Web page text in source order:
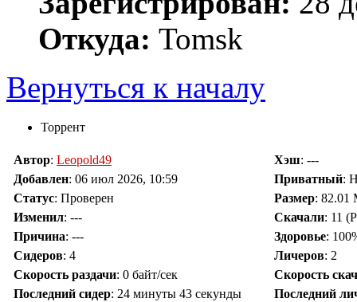
Откуда: Tomsk
Вернуться к началу
Торрент
Автор: Leopold49 Хэш: ---
Добавлен: 06 июл 2026, 10:59 Приватный:
Статус: Проверен Размер: 82.01
Изменил: --- Скачали: 11
Причина: --- Здоровье:
Сидеров: 4 Личеров: 2
Скорость раздачи: 0 байт/сек
Скорость
Последний сидер: 24 минуты 43 секунды
Последний